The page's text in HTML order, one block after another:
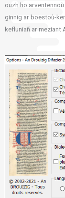
ouzh ho
ginnig ar boestoù-
kefluniañ ar meziant